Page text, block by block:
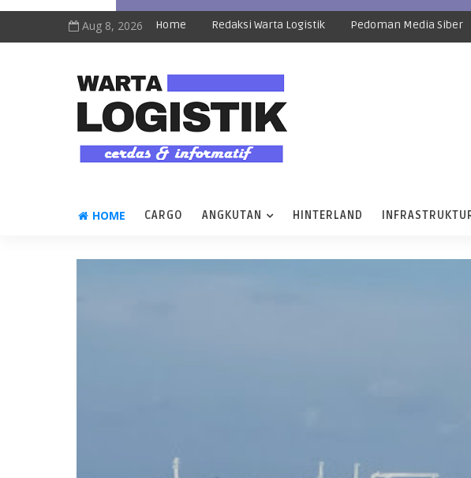
Aug 8, 2026 Home Redaksi Warta Logistik Pedoman Media Siber
HOME CARGO ANGKUTAN HINTERLAND